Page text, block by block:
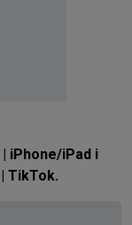
| iPhone/iPad i
| TikTok.